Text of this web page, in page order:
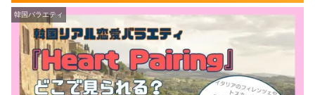
韓国バラエティ